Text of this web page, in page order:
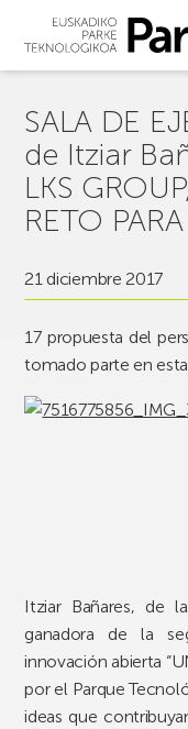
SALA DE
de Itziar
LKS
RETO PARA
21 diciembre 2017
17 propuesta del
tomado parte en
Itziar Bañares, de
ganadora de la
innovación abierta
por el Parque
ideas que